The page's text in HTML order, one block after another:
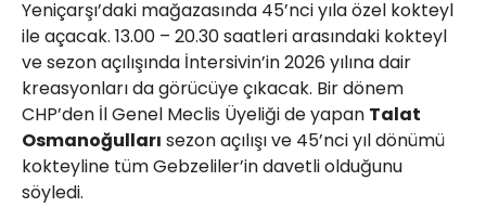
Yeniçarşı’daki mağazasında 45’nci yıla özel kokteyl
ile açacak. 13.00 – 20.30 saatleri arasındaki kokteyl
ve sezon açılışında İntersivin’in 2026 yılına dair
kreasyonları da görücüye çıkacak. Bir dönem
CHP’den İl Genel Meclis Üyeliği de yapan Talat
Osmanoğulları sezon açılışı ve 45’nci yıl dönümü
kokteyline tüm Gebzeliler’in davetli olduğunu
söyledi.